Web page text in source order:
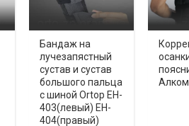
Бандаж на
лучезапястный
сустав и сустав
большого пальца
с шиной Ortop EH-
403(левый) EH-
404(правый)